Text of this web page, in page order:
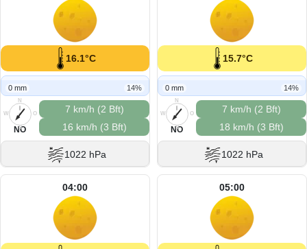
16.1°C
0 mm 14%
N
O
S
W
NO
7 km/h (2 Bft)
16 km/h (3 Bft)
1022 hPa
15.7°C
0 mm 14%
N
O
S
W
NO
7 km/h (2 Bft)
18 km/h (3 Bft)
1022 hPa
04:00 05:00